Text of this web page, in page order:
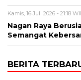
Kamis, 16 Juli 2026 - 21:18
Nagan Raya
Semangat
BERITA